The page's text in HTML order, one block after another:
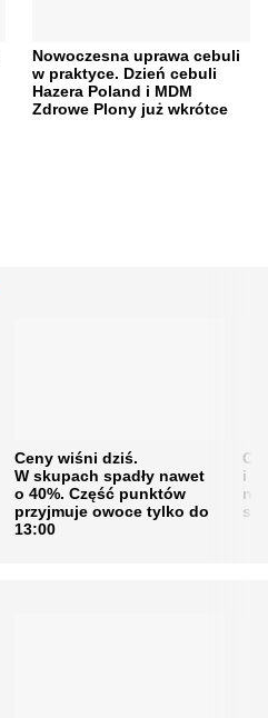
Nowoczesna uprawa cebuli
w praktyce. Dzień cebuli
Hazera Poland i MDM
Zdrowe Plony już wkrótce
Ceny wiśni dziś.
W skupach spadły nawet
o 40%. Część punktów
przyjmuje owoce tylko do
13:00
i